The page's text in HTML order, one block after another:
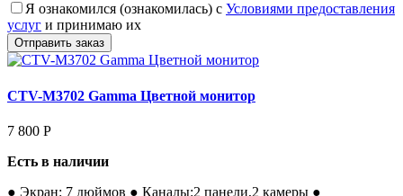
Я ознакомился (ознакомилась) с Условиями предоставления
услуг и принимаю их
CTV-M3702 Gamma Цветной монитор
7 800 Р
Есть в наличии
● Экран: 7 дюймов ● Каналы:2 панели,2 камеры ●